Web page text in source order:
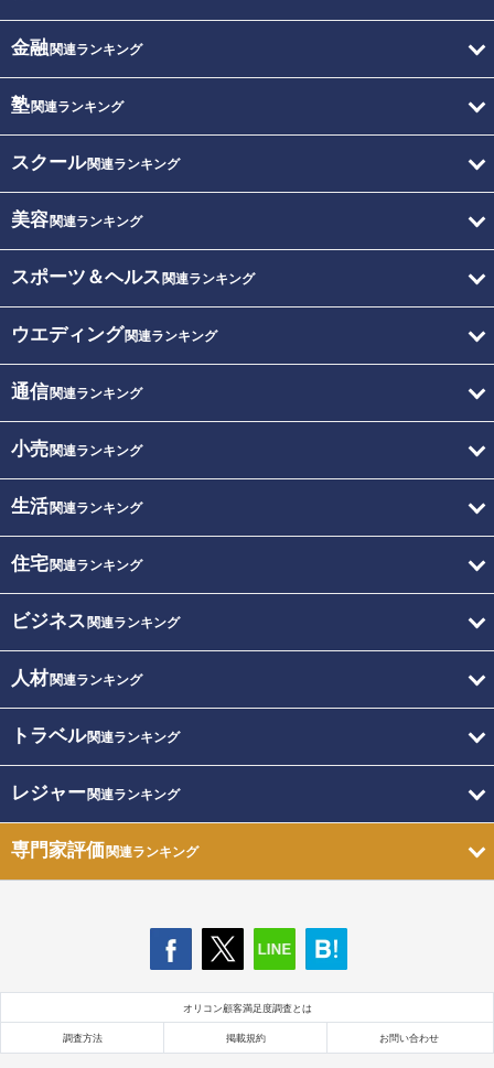
金融関連ランキング
塾関連ランキング
スクール関連ランキング
美容関連ランキング
スポーツ＆ヘルス 関連ランキング
ウエディング関連ランキング
通信関連ランキング
小売関連ランキング
生活関連ランキング
住宅関連ランキング
ビジネス 関連ランキング
人材関連ランキング
トラベル関連ランキング
レジャー関連ランキング
専門家評価関連ランキング
オリコン顧客満足度調査とは
調査方法 掲載規約 お問い合わせ